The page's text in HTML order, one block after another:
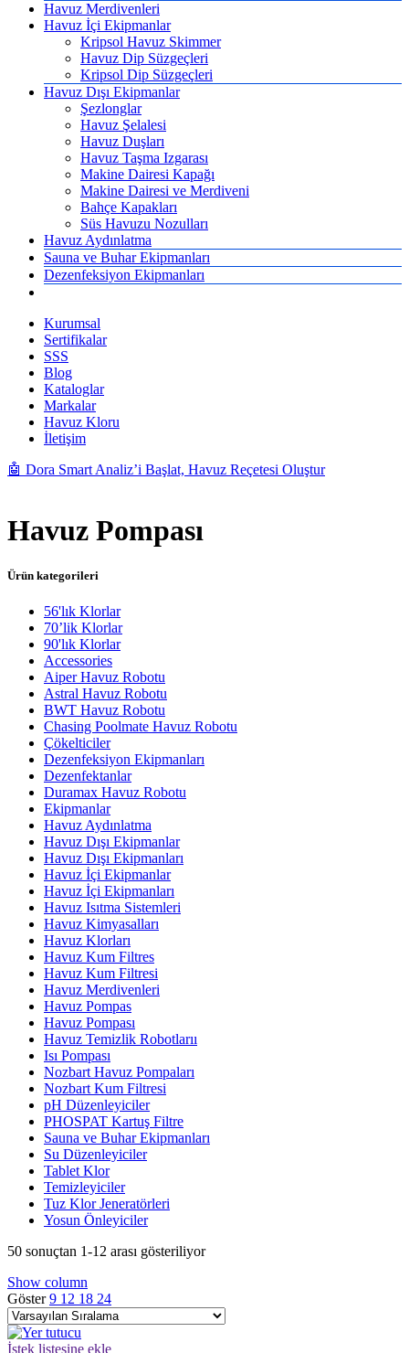
Havuz Merdivenleri
Havuz İçi Ekipmanlar
Kripsol Havuz Skimmer
Havuz Dip Süzgeçleri
Kripsol Dip Süzgeçleri
Havuz Dışı Ekipmanlar
Şezlonglar
Havuz Şelalesi
Havuz Duşları
Havuz Taşma Izgarası
Makine Dairesi Kapağı
Makine Dairesi ve Merdiveni
Bahçe Kapakları
Süs Havuzu Nozulları
Havuz Aydınlatma
Sauna ve Buhar Ekipmanları
Dezenfeksiyon Ekipmanları
Kurumsal
Sertifikalar
SSS
Blog
Kataloglar
Markalar
Havuz Kloru
İletişim
🤖 Dora Smart Analiz’i Başlat, Havuz Reçetesi Oluştur
Havuz Pompası
Ürün kategorileri
56'lık Klorlar
70’lik Klorlar
90'lık Klorlar
Accessories
Aiper Havuz Robotu
Astral Havuz Robotu
BWT Havuz Robotu
Chasing Poolmate Havuz Robotu
Çökelticiler
Dezenfeksiyon Ekipmanları
Dezenfektanlar
Duramax Havuz Robotu
Ekipmanlar
Havuz Aydınlatma
Havuz Dışı Ekipmanlar
Havuz Dışı Ekipmanları
Havuz İçi Ekipmanlar
Havuz İçi Ekipmanları
Havuz Isıtma Sistemleri
Havuz Kimyasalları
Havuz Klorları
Havuz Kum Filtres
Havuz Kum Filtresi
Havuz Merdivenleri
Havuz Pompas
Havuz Pompası
Havuz Temizlik Robotlarıı
Isı Pompası
Nozbart Havuz Pompaları
Nozbart Kum Filtresi
pH Düzenleyiciler
PHOSPAT Kartuş Filtre
Sauna ve Buhar Ekipmanları
Su Düzenleyiciler
Tablet Klor
Temizleyiciler
Tuz Klor Jeneratörleri
Yosun Önleyiciler
50 sonuçtan 1-12 arası gösteriliyor
Show column
Göster9 12 18 24
İstek listesine ekle